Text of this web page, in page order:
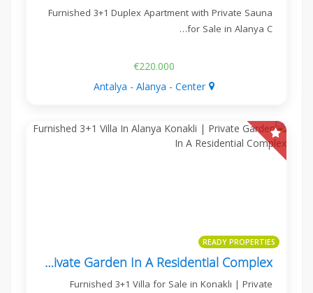
Furnished 3+1 Duplex Apartment with Private Sauna
for Sale in Alanya C…
€220.000
Antalya - Alanya - Center
READY PROPERTIES
Furnished 3+1 Villa In Alanya Konakli | Private Garden In A Residential Complex
Furnished 3+1 Villa for Sale in Konaklı | Private